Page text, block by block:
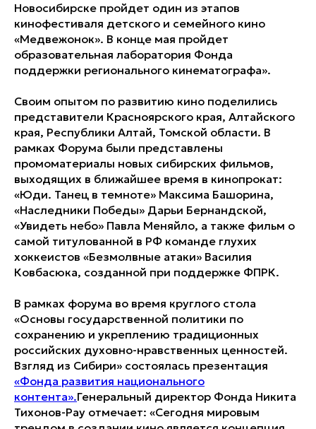
Новосибирске пройдет один из этапов
кинофестиваля детского и семейного кино
«Медвежонок». В конце мая пройдет
образовательная лаборатория Фонда
поддержки регионального кинематографа».
Своим опытом по развитию кино поделились
представители Красноярского края, Алтайского
края, Республики Алтай, Томской области. В
рамках Форума были представлены
промоматериалы новых сибирских фильмов,
выходящих в ближайшее время в кинопрокат:
«Юди. Танец в темноте» Максима Башорина,
«Наследники Победы» Дарьи Бернандской,
«Увидеть небо» Павла Меняйло, а также фильм о
самой титулованной в РФ команде глухих
хоккеистов «Безмолвные атаки» Василия
Ковбасюка, созданной при поддержке ФПРК.
В рамках форума во время круглого стола
«Основы государственной политики по
сохранению и укреплению традиционных
российских духовно-нравственных ценностей.
Взгляд из Сибири» состоялась презентация
«Фонда развития национального
контента».Генеральный директор Фонда Никита
Тихонов-Рау отмечает: «Сегодня мировым